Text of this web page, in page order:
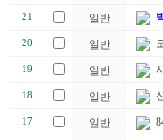
21 일반
20 일반
19 일반
18 일반
17 일반